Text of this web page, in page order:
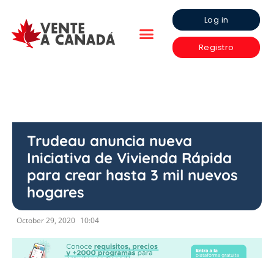
Log in
Registro
Trudeau anuncia nueva
Iniciativa de Vivienda Rápida
para crear hasta 3 mil nuevos
hogares
October 29, 2020 10:04